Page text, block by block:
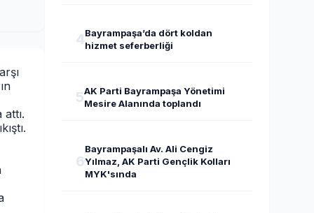
4Bayrampaşa’da dört koldan
hizmet seferberliği
5AK Parti Bayrampaşa Yönetimi
Mesire Alanında toplandı
6
Bayrampaşalı Av. Ali Cengiz
Yılmaz, AK Parti Gençlik Kolları
MYK'sında